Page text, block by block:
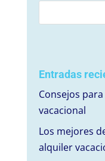
Entradas
Consejos
vacacional
Los mejores
alquiler